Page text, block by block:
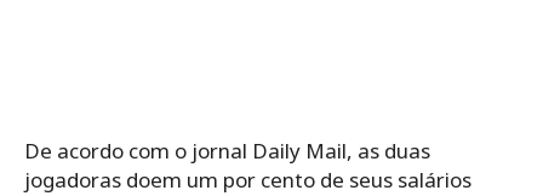
De acordo com o jornal Daily Mail, as duas
jogadoras doem um por cento de seus salários